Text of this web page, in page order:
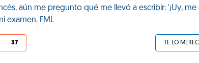
aún me pregunto qué me llevó a escribir: '¡Uy,
examen. FML
37 TE LO